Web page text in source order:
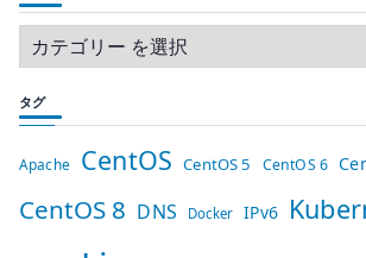
タグ
Apache CentOS CentOS 5 CentOS 6
CentOS 8 DNS Docker IPv6